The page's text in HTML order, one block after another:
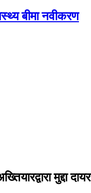
बीमा नवीकरण
मुद्दा दायर